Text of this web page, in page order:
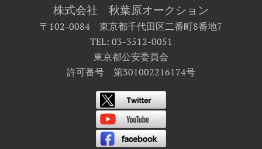
株式会社 秋葉原オークション
〒102-0084 東京都千代田区二番町8番地7
TEL: 03-3512-0051
東京都公安委員会
許可番号 第301002216174号